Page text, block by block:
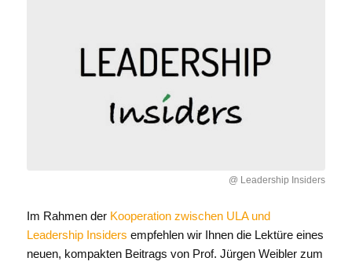
@ Leadership Insiders
Im Rahmen der Kooperation zwischen ULA und
Leadership Insiders empfehlen wir Ihnen die Lektüre eines
neuen, kompakten Beitrags von Prof. Jürgen Weibler zum